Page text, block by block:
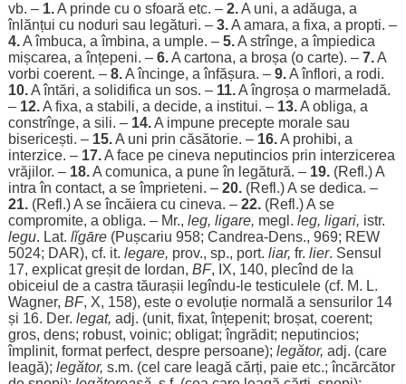
vb. – 1.A prindecu o sfoară etc. – 2.A uni, a adăuga, a
înlănțui cu noduri sau legături. – 3.A amara, a fixa, a propti. –
4.Aîmbuca, aîmbina, a umple. – 5.A strînge, aîmpiedica
mișcarea, a înțepeni. – 6.A cartona, a broșa (o carte). – 7.A
vorbi coerent. – 8.Aîncinge, a înfășura. – 9.A înflori, a rodi.
10.A întări, a solidifica un sos. – 11.A îngroșa o marmeladă.
– 12.A fixa, a stabili, a decide, a institui. – 13.A obliga, a
constrînge, a sili. – 14.A impuneprecepte moralesau
bisericești. – 15.A uni prin căsătorie. – 16.A prohibi, a
interzice. – 17.A facepe cineva neputincios prin interzicerea
vrăjilor. – 18.A comunica, a pune în legătură. – 19.(Refl.) A
intra în contact, a se împrieteni. – 20.(Refl.) A se dedica. –
21.(Refl.) A se încăiera cu cineva. – 22.(Refl.) A se
compromite, a obliga. – Mr., leg, ligare, megl. leg, ligari, istr.
legu. Lat. lĭgāre(Pușcariu 958; Candrea-Dens., 969; REW
5024; DAR), cf. it. legare, prov., sp., port. liar, fr. lier. Sensul
17, explicatgreșitde Iordan, BF, IX, 140, plecînd de la
obiceiul de a castra tăurașii legîndu-letesticulele (cf. M. L.
Wagner, BF, X, 158), este o evoluție normală a sensurilor 14
și 16. Der. legat, adj. (unit, fixat, înțepenit; broșat, coerent;
gros, dens; robust, voinic; obligat;îngrădit; neputincios;
împlinit, format perfect, despre persoane); legător, adj. (care
leagă); legător, s.m. (cel care leagă cărți, paieetc.; încărcător